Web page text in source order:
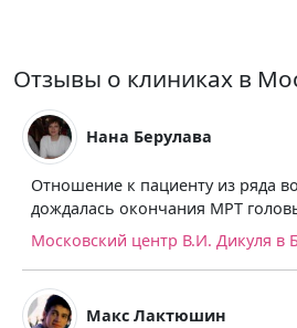
Отзывы о клиниках в
Нана Берулава
Отношение к пациенту из ряда
дождалась окончания МРТ
Московский центр В.И. Дикуля в
Макс Лактюшин